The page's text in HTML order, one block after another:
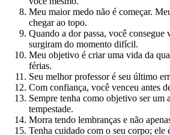
Meu maior medo não é começar.
chegar ao topo.
Quando a dor passa, você consegue
surgiram do momento difícil.
Meu objetivo é criar uma vida da
férias.
Seu melhor professor é seu último
Com confiança, você venceu antes
Sempre tenha como objetivo ser um
tempestade.
Morra tendo lembranças e não
Tenha cuidado com o seu corpo; ele